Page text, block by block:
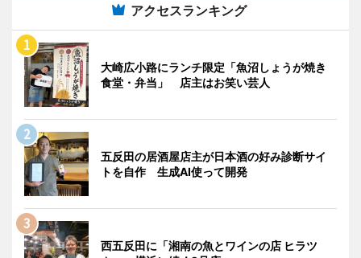
アクセスランキング
大崎広小路にランチ限定「魚沼しょうが焼き
食堂・弁当」 店主はお笑い芸人
五反田の居酒屋店主が日本酒の好み診断サイ
トを自作 生成AI使って開発
西五反田に「湘南の魚とワインの店 ヒラツ